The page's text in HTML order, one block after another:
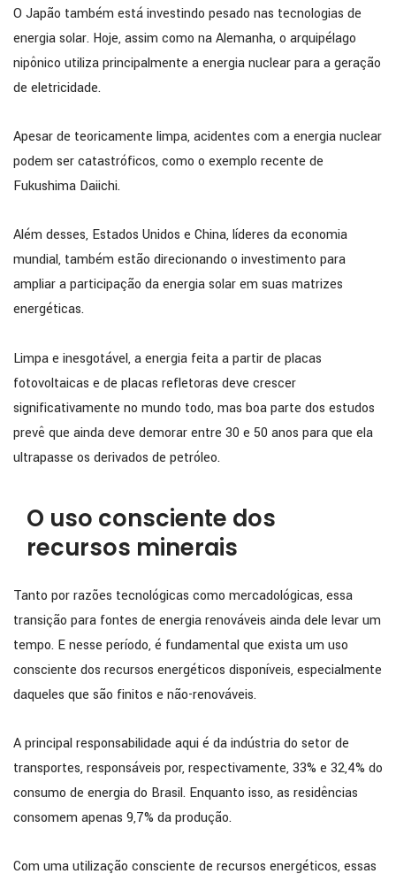
O Japão também está investindo pesado nas tecnologias de
energia solar. Hoje, assim como na Alemanha, o arquipélago
nipônico utiliza principalmente a energia nuclear para a geração
de eletricidade.
Apesar de teoricamente limpa, acidentes com a energia nuclear
podem ser catastróficos, como o exemplo recente de
Fukushima Daiichi.
Além desses, Estados Unidos e China, líderes da economia
mundial, também estão direcionando o investimento para
ampliar a participação da energia solar em suas matrizes
energéticas.
Limpa e inesgotável, a energia feita a partir de placas
fotovoltaicas e de placas refletoras deve crescer
significativamente no mundo todo, mas boa parte dos estudos
prevê que ainda deve demorar entre 30 e 50 anos para que ela
ultrapasse os derivados de petróleo.
O uso consciente dos
recursos minerais
Tanto por razões tecnológicas como mercadológicas, essa
transição para fontes de energia renováveis ainda dele levar um
tempo. E nesse período, é fundamental que exista um uso
consciente dos recursos energéticos disponíveis, especialmente
daqueles que são finitos e não-renováveis.
A principal responsabilidade aqui é da indústria do setor de
transportes, responsáveis por, respectivamente, 33% e 32,4% do
consumo de energia do Brasil. Enquanto isso, as residências
consomem apenas 9,7% da produção.
Com uma utilização consciente de recursos energéticos, essas